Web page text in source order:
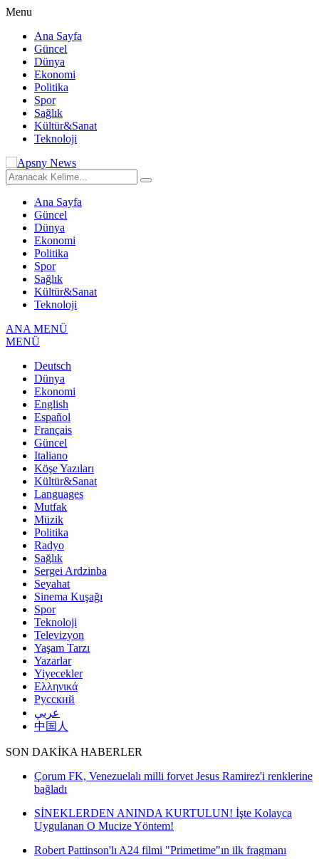
Menu
Ana Sayfa
Güncel
Dünya
Ekonomi
Politika
Spor
Sağlık
Kültür&Sanat
Teknoloji
Ana Sayfa
Güncel
Dünya
Ekonomi
Politika
Spor
Sağlık
Kültür&Sanat
Teknoloji
ANA MENÜ
MENÜ
Deutsch
Dünya
Ekonomi
English
Español
Français
Güncel
Italiano
Köşe Yazıları
Kültür&Sanat
Languages
Mutfak
Müzik
Politika
Radyo
Sağlık
Sergei Ardzinba
Seyahat
Sinema Kuşağı
Spor
Teknoloji
Televizyon
Yaşam Tarzı
Yazarlar
Yiyecekler
Ελληνικά
Русский
عربي
中国人
SON DAKİKA HABERLER
Çorum FK, Venezuelalı milli forvet Jesus Ramirez'i renklerine
bağladı
SİNEKLERDEN ANINDA KURTULUN! İşte Kolayca
Uygulanan O Mucize Yöntem!
Robert Pattinson'lı A24 filmi "Primetime"ın ilk fragmanı